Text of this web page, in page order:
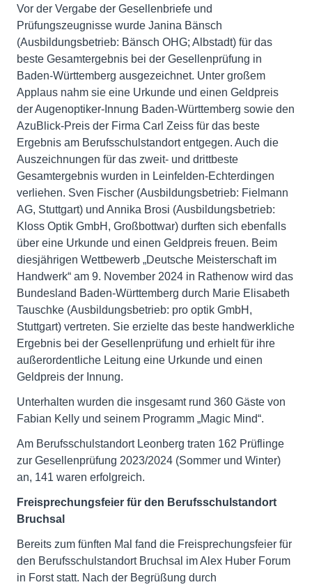
Vor der Vergabe der Gesellenbriefe und
Prüfungszeugnisse wurde Janina Bänsch
(Ausbildungsbetrieb: Bänsch OHG; Albstadt) für das
beste Gesamtergebnis bei der Gesellenprüfung in
Baden-Württemberg ausgezeichnet. Unter großem
Applaus nahm sie eine Urkunde und einen Geldpreis
der Augenoptiker-Innung Baden-Württemberg sowie den
AzuBlick-Preis der Firma Carl Zeiss für das beste
Ergebnis am Berufsschulstandort entgegen. Auch die
Auszeichnungen für das zweit- und drittbeste
Gesamtergebnis wurden in Leinfelden-Echterdingen
verliehen. Sven Fischer (Ausbildungsbetrieb: Fielmann
AG, Stuttgart) und Annika Brosi (Ausbildungsbetrieb:
Kloss Optik GmbH, Großbottwar) durften sich ebenfalls
über eine Urkunde und einen Geldpreis freuen. Beim
diesjährigen Wettbewerb „Deutsche Meisterschaft im
Handwerk“ am 9. November 2024 in Rathenow wird das
Bundesland Baden-Württemberg durch Marie Elisabeth
Tauschke (Ausbildungsbetrieb: pro optik GmbH,
Stuttgart) vertreten. Sie erzielte das beste handwerkliche
Ergebnis bei der Gesellenprüfung und erhielt für ihre
außerordentliche Leitung eine Urkunde und einen
Geldpreis der Innung.
Unterhalten wurden die insgesamt rund 360 Gäste von
Fabian Kelly und seinem Programm „Magic Mind“.
Am Berufsschulstandort Leonberg traten 162 Prüflinge
zur Gesellenprüfung 2023/2024 (Sommer und Winter)
an, 141 waren erfolgreich.
Freisprechungsfeier für den Berufsschulstandort
Bruchsal
Bereits zum fünften Mal fand die Freisprechungsfeier für
den Berufsschulstandort Bruchsal im Alex Huber Forum
in Forst statt. Nach der Begrüßung durch